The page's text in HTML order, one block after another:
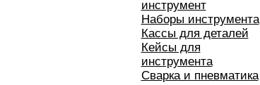
инструмент
Наборы инструмента
Кассы для деталей
Кейсы для
инструмента
Сварка и пневматика